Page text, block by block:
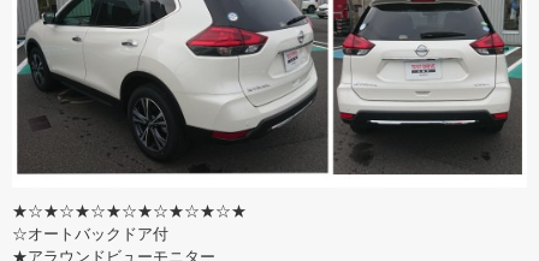
★☆★☆★☆★☆★☆★☆★☆★
☆オートバックドア付
★アラウンドビューモニター